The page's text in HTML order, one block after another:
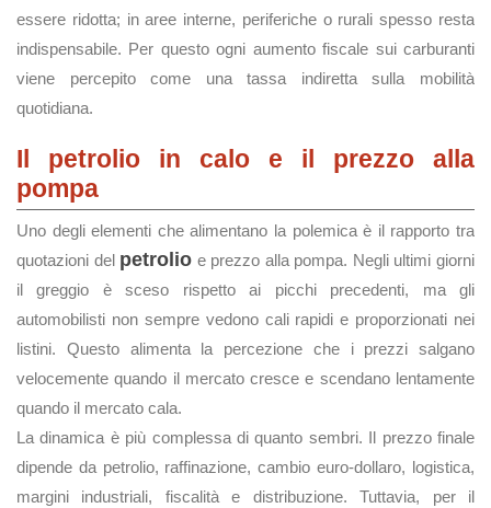
essere ridotta; in aree interne, periferiche o rurali spesso resta
indispensabile. Per questo ogni aumento fiscale sui carburanti
viene percepito come una tassa indiretta sulla mobilità
quotidiana.
Il petrolio in calo e il prezzo alla
pompa
Uno degli elementi che alimentano la polemica è il rapporto tra
quotazioni del petrolio e prezzo alla pompa. Negli ultimi giorni
il greggio è sceso rispetto ai picchi precedenti, ma gli
automobilisti non sempre vedono cali rapidi e proporzionati nei
listini. Questo alimenta la percezione che i prezzi salgano
velocemente quando il mercato cresce e scendano lentamente
quando il mercato cala.
La dinamica è più complessa di quanto sembri. Il prezzo finale
dipende da petrolio, raffinazione, cambio euro-dollaro, logistica,
margini industriali, fiscalità e distribuzione. Tuttavia, per il